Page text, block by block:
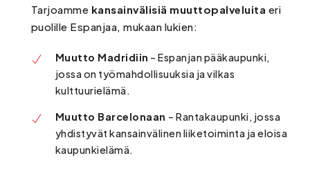
Tarjoamme kansainvälisiä muuttopalveluita eri
puolille Espanjaa, mukaan lukien:
Muutto Madridiin – Espanjan pääkaupunki,
jossa on työmahdollisuuksia ja vilkas
kulttuurielämä.
Muutto Barcelonaan – Rantakaupunki, jossa
yhdistyvät kansainvälinen liiketoiminta ja eloisa
kaupunkielämä.